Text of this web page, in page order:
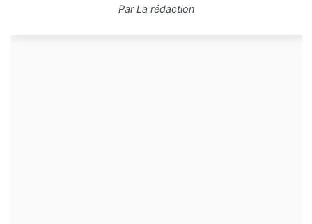
ParLa rédaction